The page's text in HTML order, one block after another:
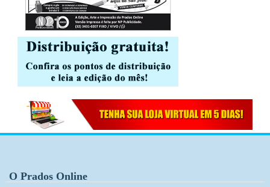
O Prados Online